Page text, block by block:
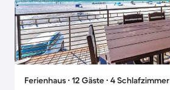
Ferienhaus ∙ 12 Gäste ∙ 4 Schlafzimmer